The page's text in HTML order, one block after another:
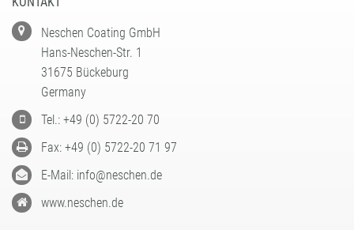
Neschen Coating GmbH
Hans-Neschen-Str. 1
31675 Bückeburg
Germany
Tel.: +49 (0) 5722-20 70
Fax: +49 (0) 5722-20 71 97
E-Mail: info@neschen.de
www.neschen.de